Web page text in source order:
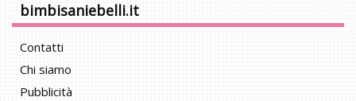
bimbisaniebelli.it
Contatti
Chi siamo
Pubblicità